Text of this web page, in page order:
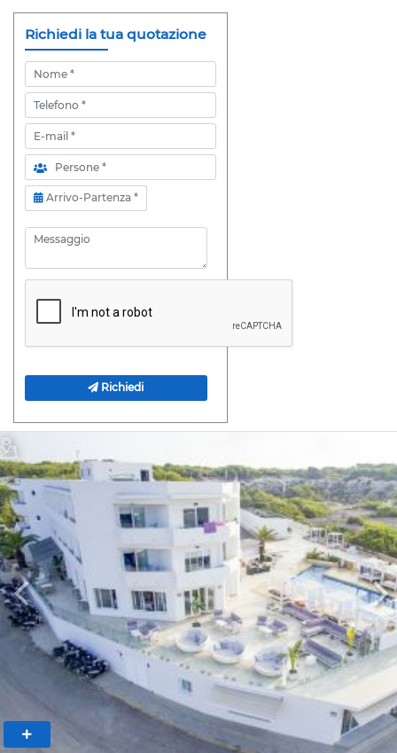
Richiedi la tua quotazione
Nome
Telefono
E-mail
Persone
Arrivo-Partenza
Arrivo-Partenza *
Messaggio
Richiedi
Previous